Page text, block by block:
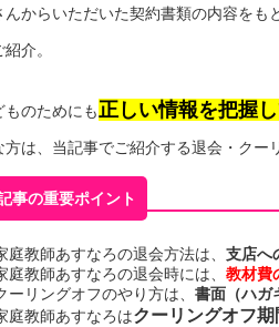
んからいただいた契約書類の内容をも
介。
ものためにも正しい情報を把握
方は、当記事でご紹介する退会・クー
事の重要ポイント
庭教師あすなろの退会方法は、 支店へ
庭教師あすなろの退会時には、 教材費
ーリングオフのやり方は、 書面（ハガ
庭教師あすなろはクーリングオフ